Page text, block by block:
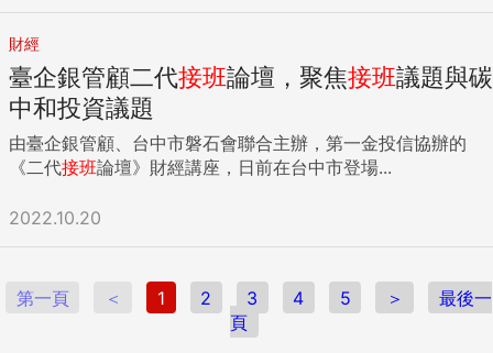
財經
臺企銀管顧二代接班論壇，聚焦接班議題與碳
中和投資議題
由臺企銀管顧、台中市磐石會聯合主辦，第一金投信協辦的
《二代接班論壇》財經講座，日前在台中市登場...
2022.10.20
第一頁 ＜ 1 2 3 4 5 ＞
最後一
頁